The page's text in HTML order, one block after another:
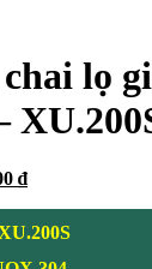
lọ
₫.
₫Giá
là:
1.862.000 ₫.